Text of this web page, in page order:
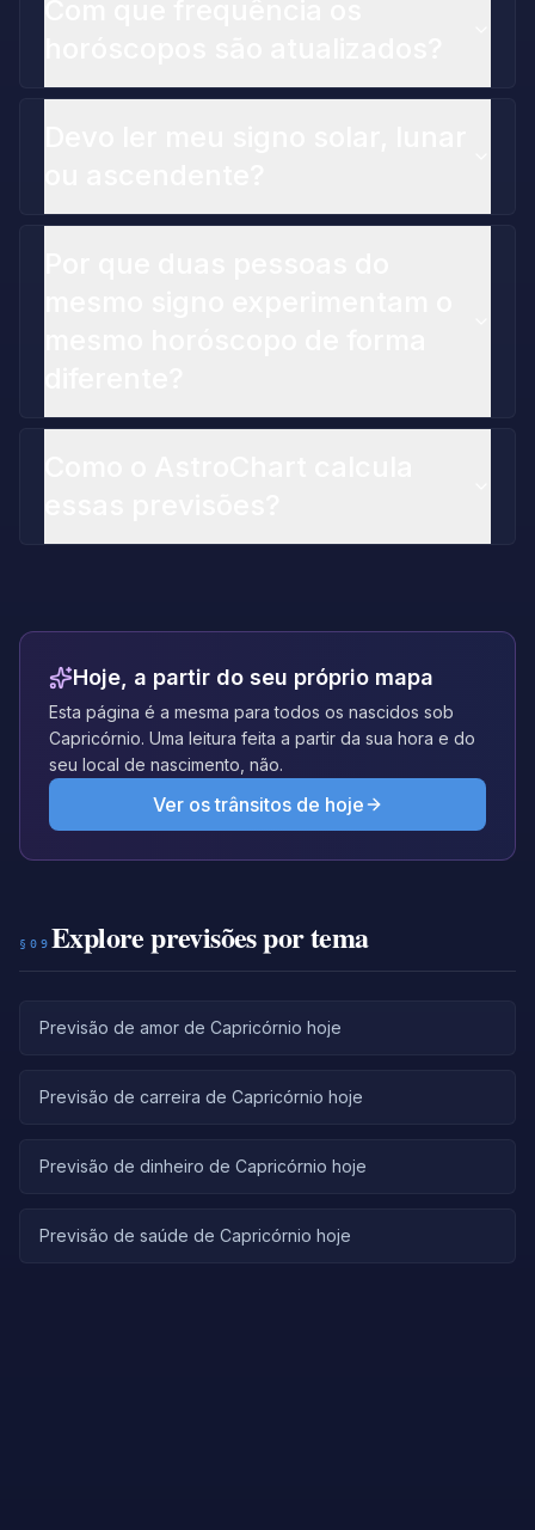
Hoje, a partir do seu próprio mapa
Esta página é a mesma para todos os nascidos sob
Capricórnio. Uma leitura feita a partir da sua hora e do
seu local de nascimento, não.
Ver os trânsitos de hoje
§09 Explore previsões por tema
Previsão de amor de Capricórnio hoje
Previsão de carreira de Capricórnio hoje
Previsão de dinheiro de Capricórnio hoje
Previsão de saúde de Capricórnio hoje